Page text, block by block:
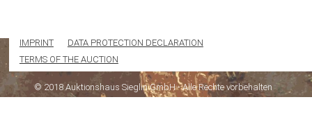
IMPRINT
DATA PROTECTION DECLARATION
TERMS OF THE AUCTION
© 2018 Auktionshaus Sieglin GmbH - Alle Rechte vorbehalten